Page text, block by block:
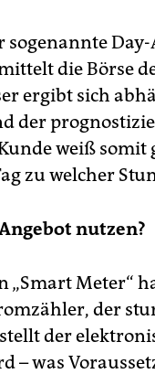
sogenannte
die Börse
ergibt sich
der
weiß somit
zu welcher
nutzen?
„Smart Meter“
der
der
– was